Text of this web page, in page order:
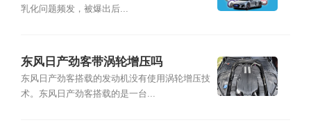
乳化问题频发，被爆出后...
东风日产劲客带涡轮增压吗
东风日产劲客搭载的发动机没有使用涡轮增压技
术。东风日产劲客搭载的是一台...